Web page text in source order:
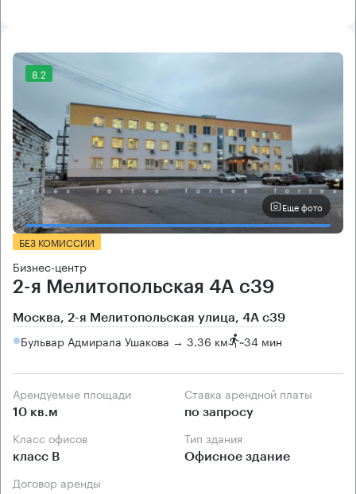
8.2
Еще фото
БЕЗ КОМИССИИ
Бизнес-центр
2-я Мелитопольская 4А с39
Москва, 2-я Мелитопольская улица, 4А с39
Бульвар Адмирала Ушакова → 3.36 км ~34 мин
Арендуемые площади
10 кв.м
Ставка арендной платы
по запросу
Класс офисов
класс B
Тип здания
Офисное здание
Договор аренды